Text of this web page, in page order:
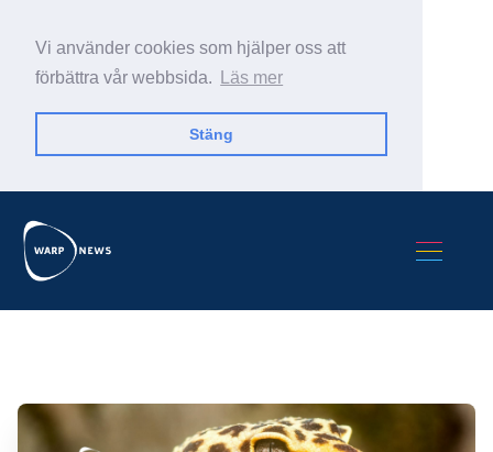
Vi använder cookies som hjälper oss att
förbättra vår webbsida.
Läs mer
Stäng